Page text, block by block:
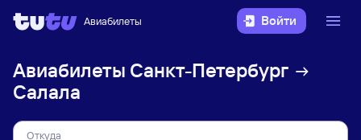
Авиабилеты Войти
Авиабилеты Санкт-Петербург
Салала
Откуда